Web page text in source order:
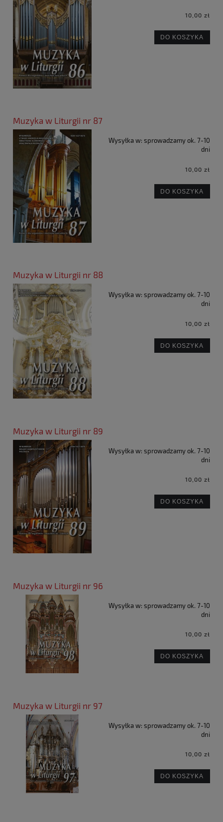
10,00 zł
DO KOSZYKA
Muzyka w Liturgii nr 87
Wysyłka w: sprowadzamy ok. 7-10
dni
10,00 zł
DO KOSZYKA
Muzyka w Liturgii nr 88
Wysyłka w: sprowadzamy ok. 7-10
dni
10,00 zł
DO KOSZYKA
Muzyka w Liturgii nr 89
Wysyłka w: sprowadzamy ok. 7-10
dni
10,00 zł
DO KOSZYKA
Muzyka w Liturgii nr 96
Wysyłka w: sprowadzamy ok. 7-10
dni
10,00 zł
DO KOSZYKA
Muzyka w Liturgii nr 97
Wysyłka w: sprowadzamy ok. 7-10
dni
10,00 zł
DO KOSZYKA